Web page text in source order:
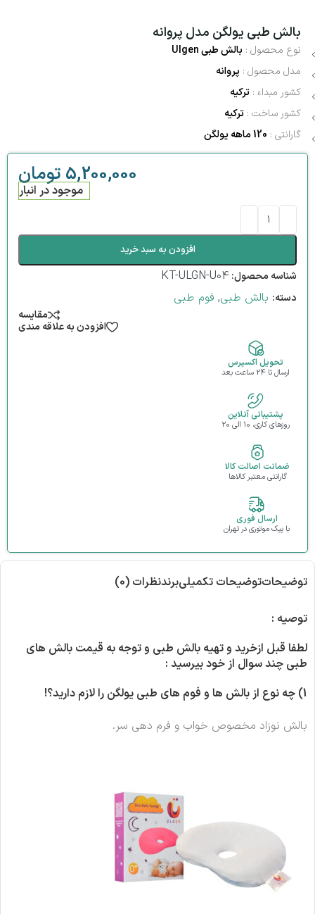
بالش طبی یولگن مدل پروانه
نوع محصول : بالش طبیUlgen
مدل محصول : پروانه
کشور مبداء : ترکیه
کشور ساخت : ترکیه
گارانتی : 120ماهه یولگن
5,200,000 تومان
موجود در انبار
افزودن به سبد خرید
شناسه محصول: KT-ULGN-U04
دسته: بالش طبی, فوم طبی
مقایسه
افزودن به علاقه مندی
تحویل اکسپرس
ارسال تا 24 ساعت بعد
پشتیبانی آنلاین
روزهای کاری، 10 الی 20
ضمانت اصالت کالا
گارانتی معتبر کالاها
ارسال فوری
با پیک موتوری در تهران
توضیحاتتوضیحات تکمیلیبرندنظرات (0)
توصیه :
لطفا قبل ازخرید و تهیه بالش طبی و توجه به قیمت بالش های
طبی چند سوال از خود بیرسید :
1) چه نوع از بالش ها و فوم های طبی یولگن را لازم دارید؟!
بالش نوزاد مخصوص خواب و فرم دهی سر.